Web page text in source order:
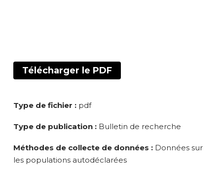
Télécharger le PDF
Type de fichier :pdf
Type de publication :Bulletin de recherche
Méthodes de collecte de données :Données sur
les populations autodéclarées